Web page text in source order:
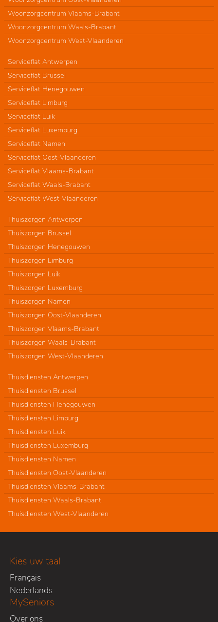
Woonzorgcentrum Vlaams-Brabant
Woonzorgcentrum Waals-Brabant
Woonzorgcentrum West-Vlaanderen
Serviceflat Antwerpen
Serviceflat Brussel
Serviceflat Henegouwen
Serviceflat Limburg
Serviceflat Luik
Serviceflat Luxemburg
Serviceflat Namen
Serviceflat Oost-Vlaanderen
Serviceflat Vlaams-Brabant
Serviceflat Waals-Brabant
Serviceflat West-Vlaanderen
Thuiszorgen Antwerpen
Thuiszorgen Brussel
Thuiszorgen Henegouwen
Thuiszorgen Limburg
Thuiszorgen Luik
Thuiszorgen Luxemburg
Thuiszorgen Namen
Thuiszorgen Oost-Vlaanderen
Thuiszorgen Vlaams-Brabant
Thuiszorgen Waals-Brabant
Thuiszorgen West-Vlaanderen
Thuisdiensten Antwerpen
Thuisdiensten Brussel
Thuisdiensten Henegouwen
Thuisdiensten Limburg
Thuisdiensten Luik
Thuisdiensten Luxemburg
Thuisdiensten Namen
Thuisdiensten Oost-Vlaanderen
Thuisdiensten Vlaams-Brabant
Thuisdiensten Waals-Brabant
Thuisdiensten West-Vlaanderen
Kies uw taal
Français
Nederlands
MySeniors
Over ons